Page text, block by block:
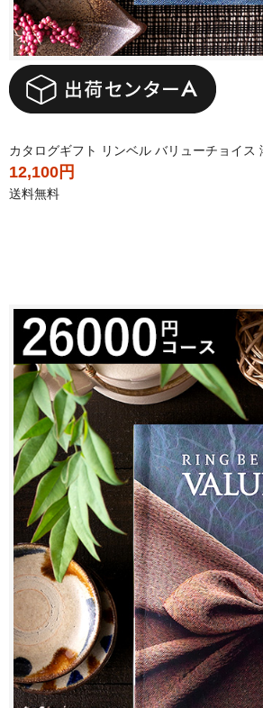
カタログギフト リンベル バリューチョイス
12,100円
送料無料